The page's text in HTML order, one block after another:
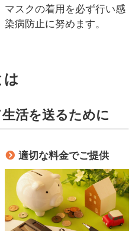
マスクの着用を必ず行い感
染病防止に努めます。
は
活を送るために
適切な料金でご提供